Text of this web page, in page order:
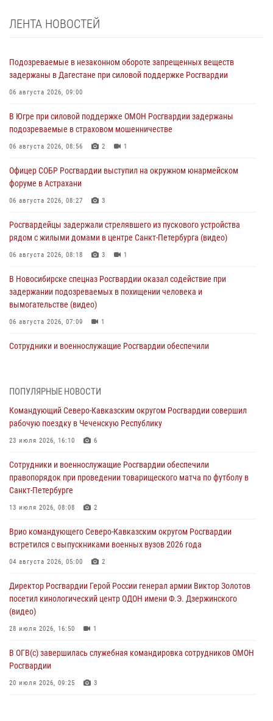
ЛЕНТА НОВОСТЕЙ
Подозреваемые в незаконном обороте запрещенных веществ
задержаны в Дагестане при силовой поддержке Росгвардии
06 августа 2026, 09:00
В Югре при силовой поддержке ОМОН Росгвардии задержаны
подозреваемые в страховом мошенничестве
06 августа 2026, 08:56 2 1
Офицер СОБР Росгвардии выступил на окружном юнармейском
форуме в Астрахани
06 августа 2026, 08:27 3
Росгвардейцы задержали стрелявшего из пускового устройства
рядом с жилыми домами в центре Санкт-Петербурга (видео)
06 августа 2026, 08:18 3 1
В Новосибирске спецназ Росгвардии оказал содействие при
задержании подозреваемых в похищении человека и
вымогательстве (видео)
06 августа 2026, 07:09 1
Сотрудники и военнослужащие Росгвардии обеспечили
06 августа 2026, 07:03 3
В Грозном военнослужащие Росгвардии присоединились к
всероссийской донорской акции «От сердца к сердцу»
06 августа 2026, 06:30
В Бурятии и Приамурье росгвардейцы задержали подозреваемых в
незаконном обороте наркотиков
06 августа 2026, 06:15
добычу биоресурсов
06 августа 2026, 05:12
06 августа 2026, 05:00
ПОПУЛЯРНЫЕ НОВОСТИ
Командующий Северо-Кавказским округом Росгвардии совершил
рабочую поездку в Чеченскую Республику
23 июля 2026, 16:10 6
Сотрудники и военнослужащие Росгвардии обеспечили
правопорядок при проведении товарищеского матча по футболу в
Санкт-Петербурге
13 июля 2026, 08:08 2
Врио командующего Северо-Кавказским округом Росгвардии
встретился с выпускниками военных вузов 2026 года
04 августа 2026, 05:00 2
Директор Росгвардии Герой России генерал армии Виктор Золотов
посетил кинологический центр ОДОН имени Ф.Э. Дзержинского
(видео)
28 июля 2026, 16:50 1
В ОГВ(с) завершилась служебная командировка сотрудников ОМОН
Росгвардии
20 июля 2026, 09:25 3